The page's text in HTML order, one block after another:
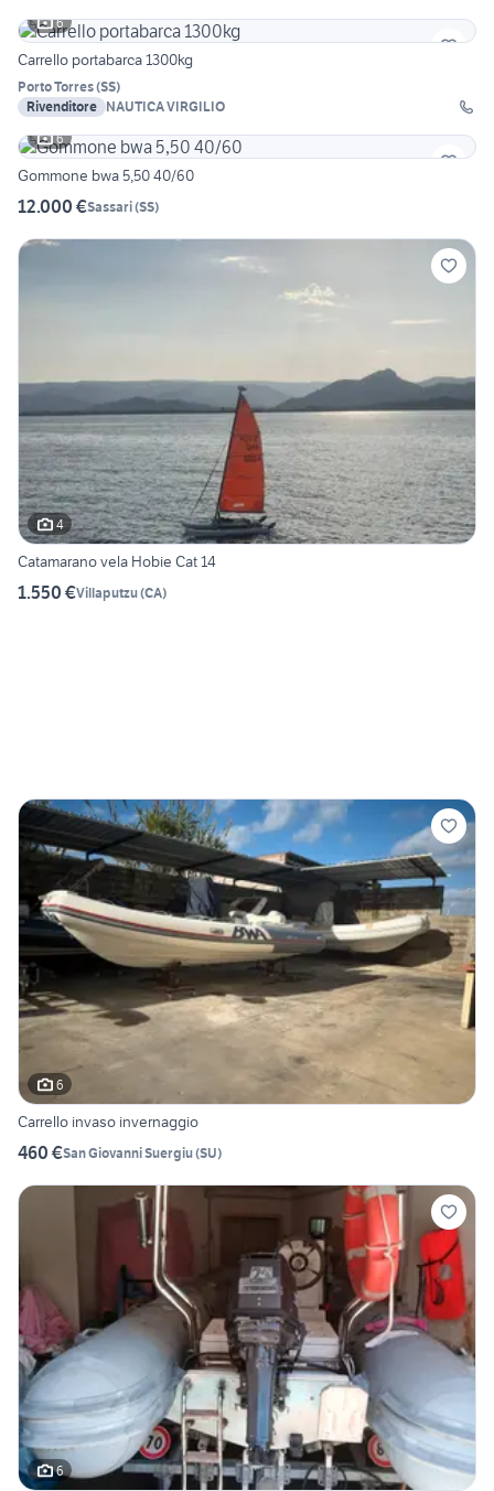
6
Carrello portabarca 1300kg
Porto Torres(SS)
Rivenditore NAUTICA VIRGILIO
6
Gommone bwa 5,50 40/60
12.000 €Sassari(SS)
4
Catamarano vela Hobie Cat 14
1.550 €Villaputzu(CA)
6
Carrello invaso invernaggio
460 €San Giovanni Suergiu(SU)
6